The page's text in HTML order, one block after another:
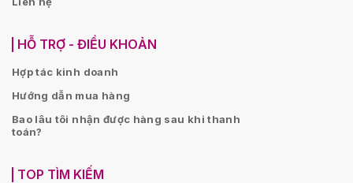
HỖ TRỢ - ĐIỀU KHOẢN
Hợp tác kinh doanh
Hướng dẫn mua hàng
Bao lâu tôi nhận được hàng sau khi thanh
toán?
TOP TÌM KIẾM